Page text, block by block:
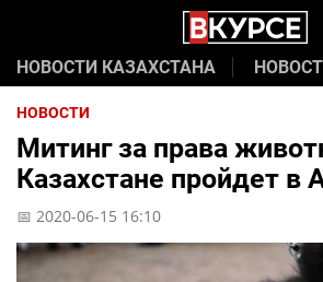
НОВОСТИ КАЗАХСТАНА
НОВОСТИ
Митинг за права
Казахстане пройдет в
📅 2020-06-15 16:10